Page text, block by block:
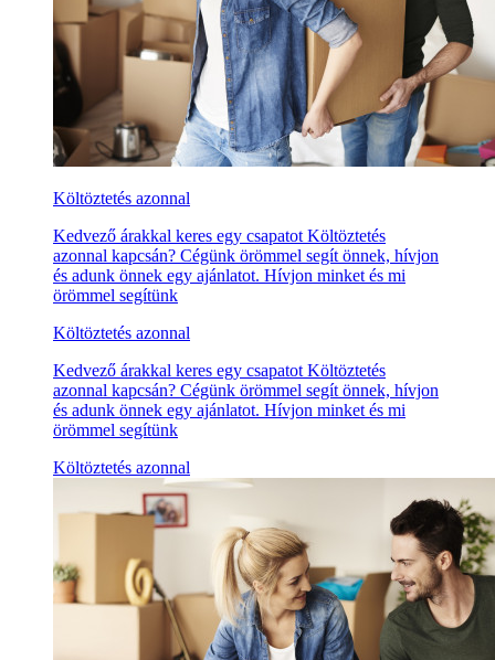
Költöztetés azonnal
Kedvező árakkal keres egy csapatot Költöztetés
azonnal kapcsán? Cégünk örömmel segít önnek, hívjon
és adunk önnek egy ajánlatot. Hívjon minket és mi
örömmel segítünk
Költöztetés azonnal
Kedvező árakkal keres egy csapatot Költöztetés
azonnal kapcsán? Cégünk örömmel segít önnek, hívjon
és adunk önnek egy ajánlatot. Hívjon minket és mi
örömmel segítünk
Költöztetés azonnal